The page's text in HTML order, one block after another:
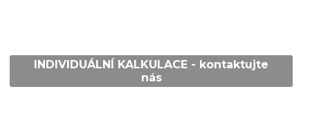
INDIVIDUÁLNÍ KALKULACE - kontaktujte
nás